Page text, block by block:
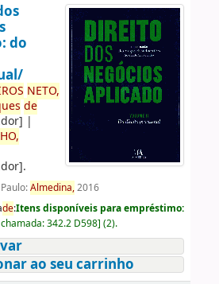
do
NETO,
de
|
.
Almedina,2016
de:Itens disponíveis para empréstimo:
342.2 D598] (2).
ao seu carrinho